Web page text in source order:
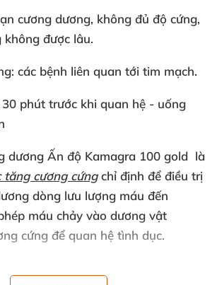
cương dương, không đủ độ cứng,
được lâu.
các bệnh liên quan tới tim mạch.
30 phút trước khi quan hệ - uống
dương Ấn độ Kamagra 100 gold là
tăng cương cứngchỉ định để điều trị
dòng lưu lượng máu đến
máu chảy vào dương vật
cứng để quan hệ tình dục.